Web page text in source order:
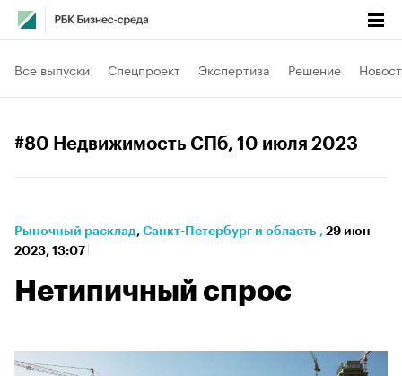
Все выпуски Спецпроект Экспертиза Решение
#80 Недвижимость СПб, 10 июля 2023
Рыночный расклад⁠, Санкт-Петербург и область , 29 июн
2023, 13:07
Нетипичный спрос